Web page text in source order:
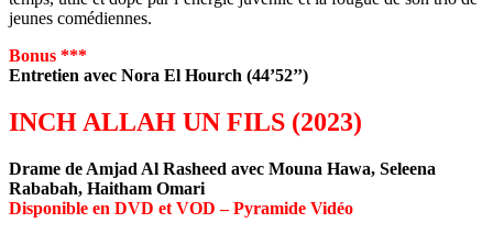
jeunes comédiennes.
Bonus ***
Entretien avec Nora El Hourch (44’52’’)
INCH ALLAH UN FILS (2023)
Drame de Amjad Al Rasheed avec Mouna Hawa, Seleena
Rababah, Haitham Omari
Disponible en DVD et VOD – Pyramide Vidéo